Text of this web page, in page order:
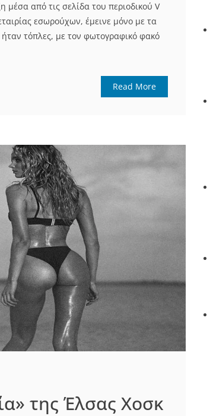
από τις σελίδα του περιοδικού V
εσωρούχων, έμεινε μόνο με τα
τόπλες, με τον φωτογραφικό φακό
Read More
της Έλσας Χοσκ